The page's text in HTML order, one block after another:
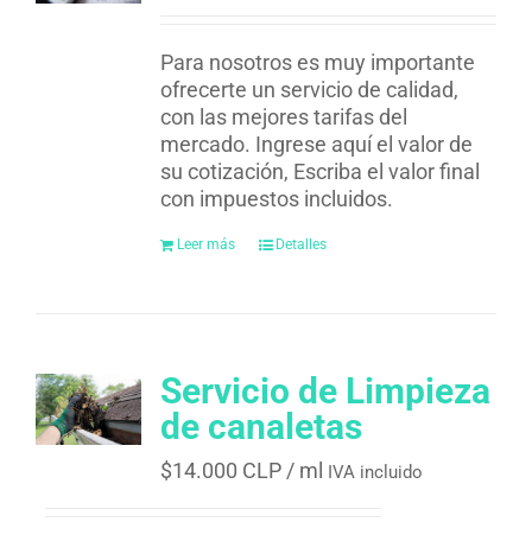
Para nosotros es muy importante
ofrecerte un servicio de calidad,
con las mejores tarifas del
mercado. Ingrese aquí el valor de
su cotización, Escriba el valor final
con impuestos incluidos.
Leer más Detalles
Servicio de Limpieza
de canaletas
$14.000 CLP/ ml IVA incluido